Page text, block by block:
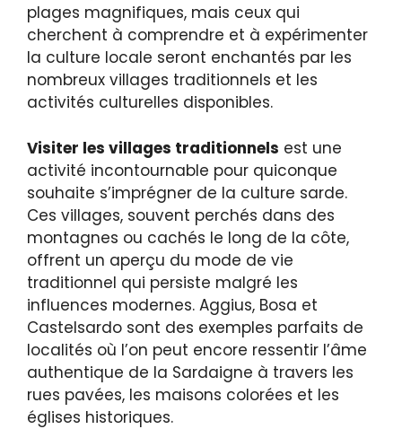
plages magnifiques, mais ceux qui
cherchent à comprendre et à expérimenter
la culture locale seront enchantés par les
nombreux villages traditionnels et les
activités culturelles disponibles.
Visiter les villages traditionnels est une
activité incontournable pour quiconque
souhaite s’imprégner de la culture sarde.
Ces villages, souvent perchés dans des
montagnes ou cachés le long de la côte,
offrent un aperçu du mode de vie
traditionnel qui persiste malgré les
influences modernes. Aggius, Bosa et
Castelsardo sont des exemples parfaits de
localités où l’on peut encore ressentir l’âme
authentique de la Sardaigne à travers les
rues pavées, les maisons colorées et les
églises historiques.